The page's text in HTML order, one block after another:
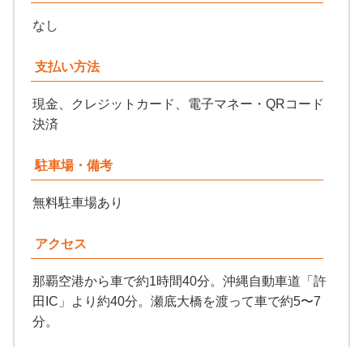
なし
支払い方法
現金、クレジットカード、電子マネー・QRコード
決済
駐車場・備考
無料駐車場あり
アクセス
那覇空港から車で約1時間40分。沖縄自動車道「許
田IC」より約40分。瀬底大橋を渡って車で約5〜7
分。